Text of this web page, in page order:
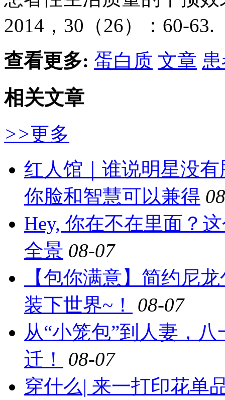
2014，30（26）：60-63.
查看更多: 蛋白质 文章
相关文章
>>更多
红人馆｜谁说明星没
你脸和智慧可以兼得
Hey, 你在不在里面？
全景 08-07
【包你满意】简约尼
装下世界~！
08-07
从“小笼包”到人妻，
迁！
08-07
穿什么| 来一打印花单